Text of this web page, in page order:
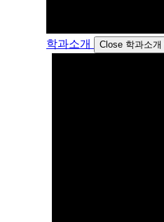
학과소개 Close 학과소개